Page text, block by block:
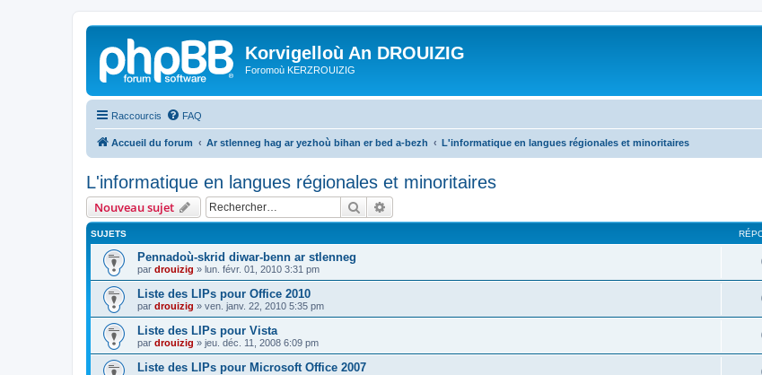
Korvigelloù An DROUIZIG
Foromoù KERZROUIZIG
Raccourcis FAQ
Accueil du forum Ar stlenneg hag ar yezhoù bihan er bed a-bezh L'informatique en langues régionales et minoritaires
L'informatique en langues régionales et minoritaires
Nouveau sujet Rechercher
SUJETS
Pennadoù-skrid diwar-benn ar stlenneg
par drouizig » lun. févr. 01, 2010 3:31 pm
Liste des LIPs pour Office 2010
par drouizig » ven. janv. 22, 2010 5:35 pm
Liste des LIPs pour Vista
par drouizig » jeu. déc. 11, 2008 6:09 pm
Liste des LIPs pour Microsoft Office 2007